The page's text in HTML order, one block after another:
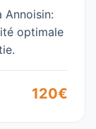
Annoisin:
optimale
120€